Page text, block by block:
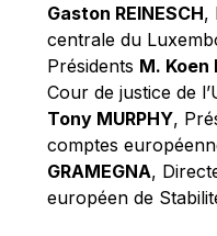
Patrizia Nanz
Philippe
Pierre
Richard Pelly
Robert
Robert
Gaston REINESCH,
centrale du
Présidents M. Koen
Cour de justice de
Tony MURPHY,
comptes
GRAMEGNA,
européen de